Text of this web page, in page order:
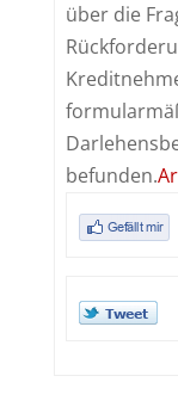
über die
befunden.